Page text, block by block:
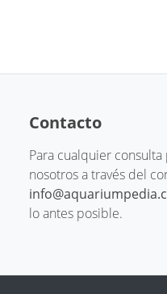
Contacto
Para cualquier
nosotros a través del
lo antes posible.